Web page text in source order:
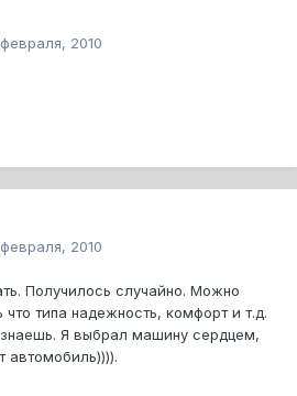
2010
2010
Получилось случайно. Можно
типа надежность, комфорт и т.д.
Я выбрал машину сердцем,
автомобиль)))).